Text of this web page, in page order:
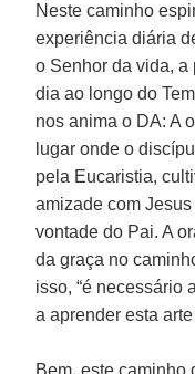
Neste caminho
experiência diária
o Senhor da vida, a
dia ao longo do
nos anima o DA: A
lugar onde o
pela Eucaristia,
amizade com
vontade do Pai. A
da graça no
isso, “é necessário
a aprender esta